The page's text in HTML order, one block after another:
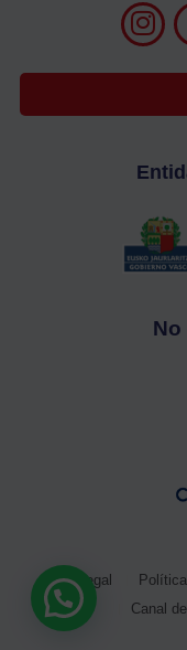
Aviso legal
Canal